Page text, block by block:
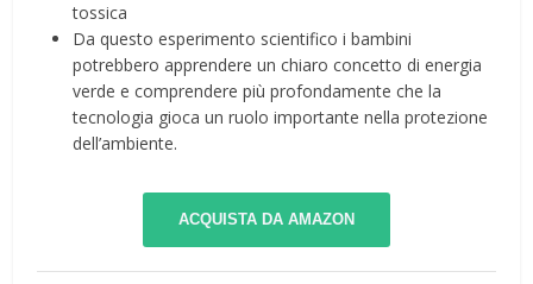
tossica
Da questo esperimento scientifico i bambini
potrebbero apprendere un chiaro concetto di energia
verde e comprendere più profondamente che la
tecnologia gioca un ruolo importante nella protezione
dell’ambiente.
ACQUISTA DA AMAZON